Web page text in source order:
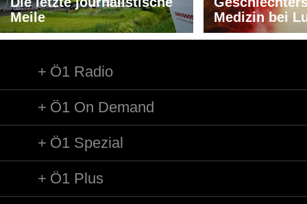
Meile
Medizin bei
Ö1 Radio
Ö1 On Demand
Ö1 Spezial
Ö1 Plus